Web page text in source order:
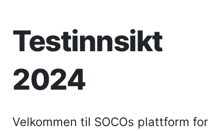
Testinnsikt
2024
Velkommen til SOCOs plattform for